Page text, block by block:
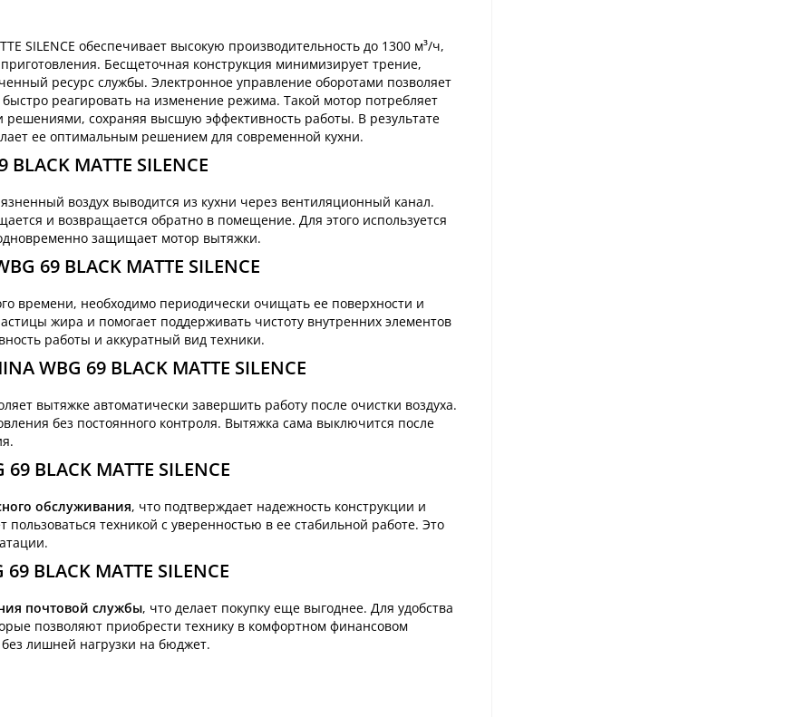
SILENCE обеспечивает высокую производительность до 1300 м³/ч,
Бесщеточная конструкция минимизирует трение,
ресурс службы. Электронное управление оборотами позволяет
реагировать на изменение режима. Такой мотор потребляет
сохраняя высшую эффективность работы. В результате
ее оптимальным решением для современной кухни.
MATTE SILENCE
воздух выводится из кухни через вентиляционный канал.
и возвращается обратно в помещение. Для этого используется
защищает мотор вытяжки.
69 BLACK MATTE SILENCE
времени, необходимо периодически очищать ее поверхности и
жира и помогает поддерживать чистоту внутренних элементов
работы и аккуратный вид техники.
WBG 69 BLACK MATTE SILENCE
вытяжке автоматически завершить работу после очистки воздуха.
без постоянного контроля. Вытяжка сама выключится после
BLACK MATTE SILENCE
обслуживания, что подтверждает надежность конструкции и
техникой с уверенностью в ее стабильной работе. Это
BLACK MATTE SILENCE
почтовой службы, что делает покупку еще выгоднее. Для удобства
позволяют приобрести технику в комфортном финансовом
лишней нагрузки на бюджет.